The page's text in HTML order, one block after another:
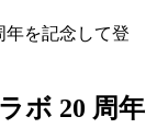
年を記念して登
ボ 20 周年